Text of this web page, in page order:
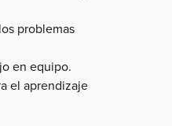
problemas
en equipo.
el aprendizaje